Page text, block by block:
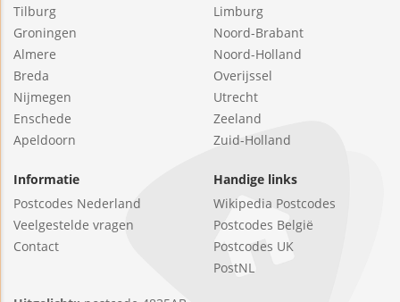
Tilburg
Groningen
Almere
Breda
Nijmegen
Enschede
Apeldoorn
Limburg
Noord-Brabant
Noord-Holland
Overijssel
Utrecht
Zeeland
Zuid-Holland
Informatie
Postcodes Nederland
Veelgestelde vragen
Contact
Handige links
Wikipedia Postcodes
Postcodes België
Postcodes UK
PostNL